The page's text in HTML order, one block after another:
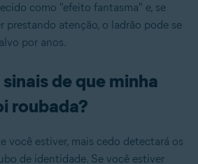
como "efeito fantasma" e, se
prestando atenção, o ladrão pode se
por anos.
de que minha
roubada?
você estiver, mais cedo detectará os
de identidade. Se você estiver